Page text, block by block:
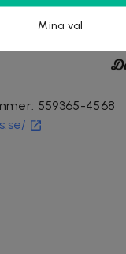
dahls bageri
: 559365-4568
Mina val